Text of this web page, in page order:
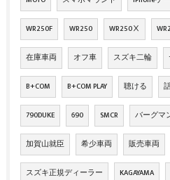
WR250F WR250 WR250Ⅹ
在庫車両 オフ車 スズキ二輪
B+COM B+COM PLAY 聴ける
790DUKE 690 SMCR バーグマ
加賀山就臣 希少車両 販売車両
スズキ正規ディーラー KAGAYAMA